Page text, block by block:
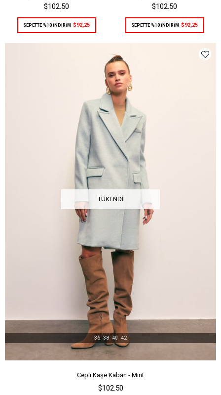
$102.50
SEPETTE %10 İNDİRİM $92,25
$102.50
SEPETTE %10 İNDİRİM $92,25
TÜKENDI
Cepli Kaşe Kaban - Mint
$102.50
36 38 40 42